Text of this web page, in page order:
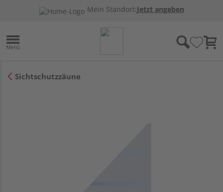
Mein Standort:Jetzt angeben
Sichtschutzzäune